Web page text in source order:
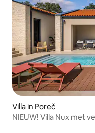
Villa in Poreč
NIEUW! Villa Nux met